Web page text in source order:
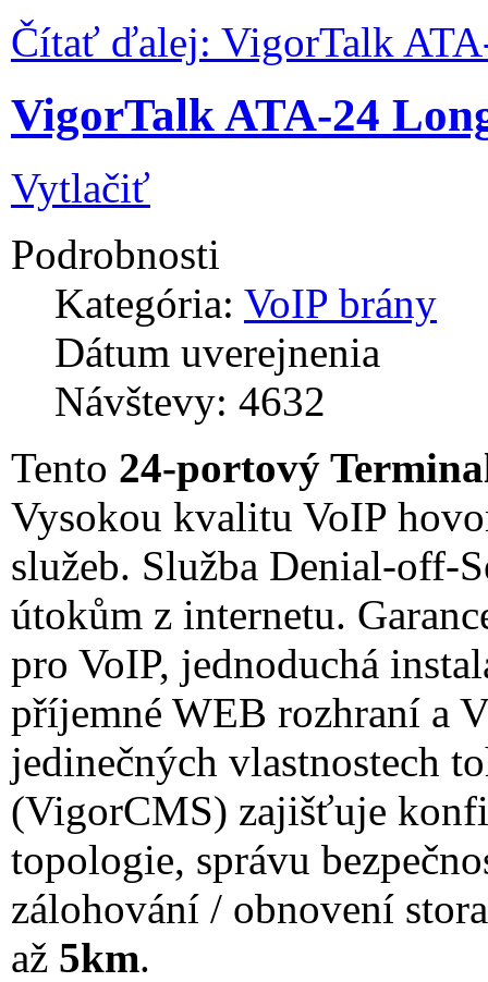
Čítať ďalej: VigorTalk
VigorTalk ATA-24
Vytlačiť
Podrobnosti
Kategória: VoIP brány
Dátum uverejnenia
Návštevy: 4632
Tento 24-portový
Vysokou kvalitu VoIP
služeb. Služba Denial-off-
útokům z internetu.
pro VoIP, jednoduchá
příjemné WEB rozhraní a
jedinečných vlastnostech
(VigorCMS) zajišťuje
topologie, správu
zálohování / obnovení
až 5km.